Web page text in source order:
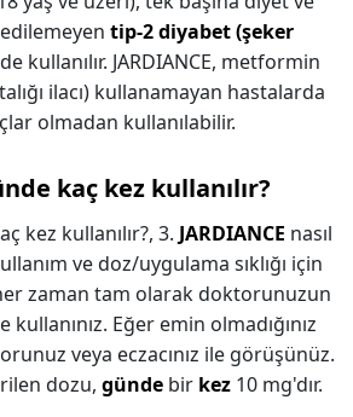
tip-2 diyabet (şeker
kullanılır. JARDIANCE, metformin
ilacı) kullanamayan hastalarda
olmadan kullanılabilir.
kaç kez kullanılır?
kez kullanılır?, 3. JARDIANCE nasıl
ve doz/uygulama sıklığı için
zaman tam olarak doktorunuzun
Eğer emin olmadığınız
veya eczacınız ile görüşünüz.
dozu, günde bir kez 10 mg'dır.